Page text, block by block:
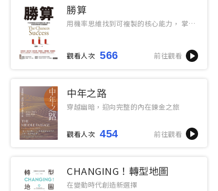
勝算
用機率思維找到可複製的核心能力， 掌握
觀看人次 566 前往觀看
中年之路
穿越幽暗，迎向完整的內在鍊金之旅
觀看人次 454 前往觀看
CHANGING！轉型地圖
在變動時代創造新選擇